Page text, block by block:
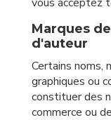
Marques
d'auteur
Certains noms,
graphiques ou
constituer des
commerce ou